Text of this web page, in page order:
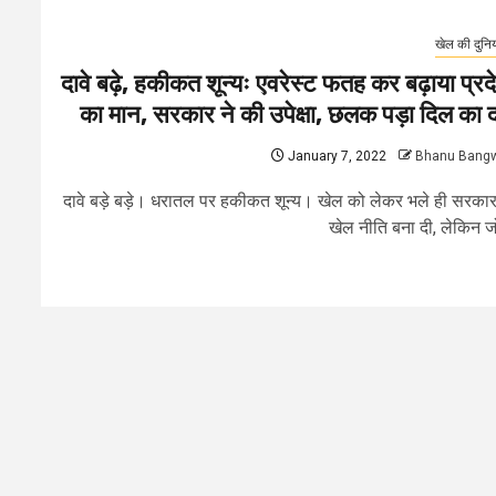
खेल की
दावे बढ़े, हकीकत शून्यः एवरेस्ट फतह कर बढ़ाया
का मान, सरकार ने की उपेक्षा, छलक पड़ा दिल का
January 7, 2022 Bhanu
दावे बड़े बड़े। धरातल पर हकीकत शून्य। खेल को लेकर भले ही
खेल नीति बना दी, लेकिन